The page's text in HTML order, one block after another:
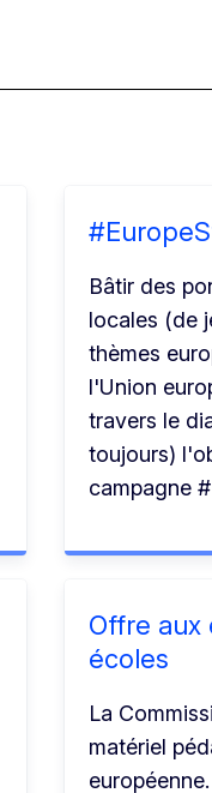
Bâtir des
locales (de
thèmes
l'Union
travers le
toujours)
campagne
Offre aux
écoles
La
matériel
européenne.